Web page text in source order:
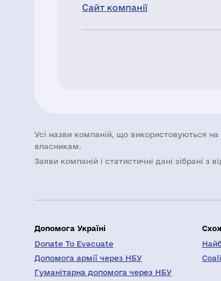
Сайт компанії
Усі назви компаній, що використовуються на
власникам.
Заяви компаній i статистичні дані зібрані з
Допомога Україні
Donate To Evacuate
Допомога армії через НБУ
Гуманітарна допомога через НБУ